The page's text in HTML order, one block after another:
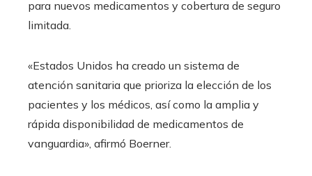
para nuevos medicamentos y cobertura de seguro
limitada.
«Estados Unidos ha creado un sistema de
atención sanitaria que prioriza la elección de los
pacientes y los médicos, así como la amplia y
rápida disponibilidad de medicamentos de
vanguardia», afirmó Boerner.